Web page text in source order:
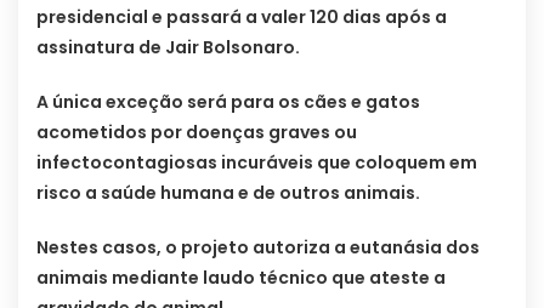
presidencial e passará a valer 120 dias após a
assinatura de Jair Bolsonaro.
A única exceção será para os cães e gatos
acometidos por doenças graves ou
infectocontagiosas incuráveis que coloquem em
risco a saúde humana e de outros animais.
Nestes casos, o projeto autoriza a eutanásia dos
animais mediante laudo técnico que ateste a